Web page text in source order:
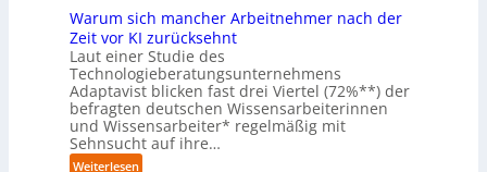
e
l
l
i
g
e
n
z
D
e
u
t
s
c
h
l
a
u
k
u
n
f
t
d
e
h
w
a
b
z
u
m
C
b
i
d
e
r
O
r
i
A
Z
ü
r
i
c
h
:
T
Warum sich mancher Arbeitnehmer nach der
Zeit vor KI zurücksehnt
Laut einer Studie des
Technologieberatungsunternehmens
Adaptavist blicken fast drei Viertel (72%**) der
befragten deutschen Wissensarbeiterinnen
und Wissensarbeiter* regelmäßig mit
Sehnsucht auf ihre…
Weiterlesen: